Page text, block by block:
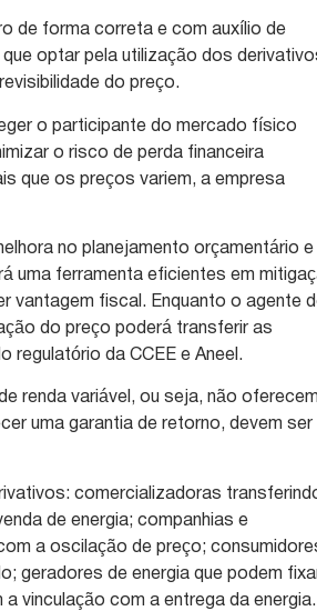
de forma correta e com auxílio de
optar pela utilização dos
do preço.
o participante do mercado físico
o risco de perda financeira
que os preços variem, a empresa
no planejamento orçamentário e
uma ferramenta eficientes em
vantagem fiscal. Enquanto o agente
do preço poderá transferir as
regulatório da CCEE e Aneel.
renda variável, ou seja, não
uma garantia de retorno, devem ser
comercializadoras
de energia; companhias e
a oscilação de preço;
geradores de energia que podem
vinculação com a entrega da energia.